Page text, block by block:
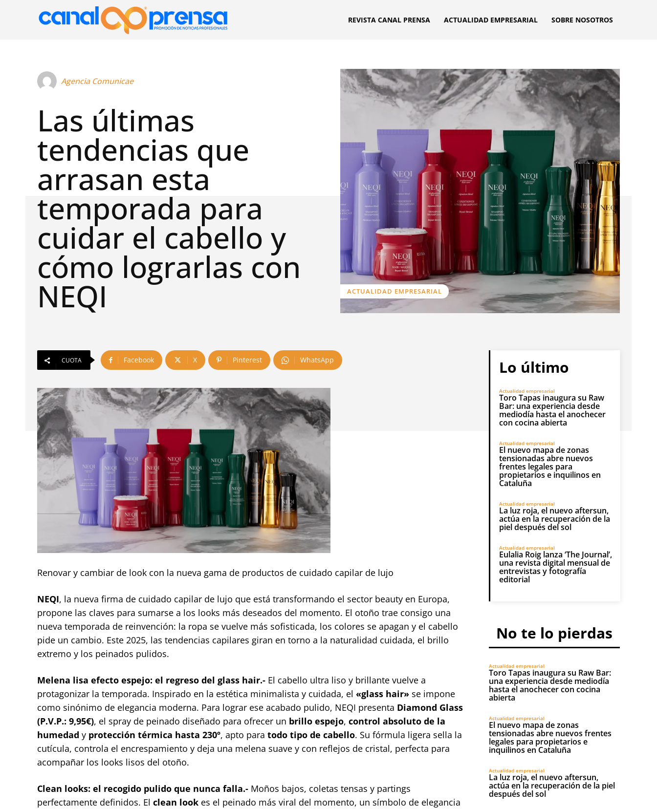
REVISTA CANAL PRENSA ACTUALIDAD EMPRESARIAL SOBRE NOSOTROS
Agencia Comunicae
Las últimas
tendencias que
arrasan esta
temporada para
cuidar el cabello y
cómo lograrlas con
NEQI ACTUALIDAD EMPRESARIAL
CUOTA Facebook X Pinterest WhatsApp
Renovar y cambiar de look con la nueva gama de productos de cuidado capilar de lujo
NEQI, la nueva firma de cuidado capilar de lujo que está transformando el sector beauty en Europa,
propone las claves para sumarse a los looks más deseados del momento. El otoño trae consigo una
nueva temporada de reinvención: la ropa se vuelve más sofisticada, los colores se apagan y el cabello
pide un cambio. Este 2025, las tendencias capilares giran en torno a la naturalidad cuidada, el brillo
extremo y los peinados pulidos.
Melena lisa efecto espejo: el regreso del glass hair.- El cabello ultra liso y brillante vuelve a
protagonizar la temporada. Inspirado en la estética minimalista y cuidada, el «glass hair» se impone
como sinónimo de elegancia moderna. Para lograr ese acabado pulido, NEQI presenta Diamond Glass
(P.V.P.: 9,95€), el spray de peinado diseñado para ofrecer un brillo espejo, control absoluto de la
humedad y protección térmica hasta 230º, apto para todo tipo de cabello. Su fórmula ligera sella la
cutícula, controla el encrespamiento y deja una melena suave y con reflejos de cristal, perfecta para
acompañar los looks lisos del otoño.
Clean looks: el recogido pulido que nunca falla.- Moños bajos, coletas tensas y partings
perfectamente definidos. El clean look es el peinado más viral del momento, un símbolo de elegancia
Lo último
Actualidad empresarial
Toro Tapas inaugura su Raw
Bar: una experiencia desde
mediodía hasta el anochecer
con cocina abierta
Actualidad empresarial
El nuevo mapa de zonas
tensionadas abre nuevos
frentes legales para
propietarios e inquilinos en
Cataluña
Actualidad empresarial
La luz roja, el nuevo aftersun,
actúa en la recuperación de la
piel después del sol
Actualidad empresarial
Eulalia Roig lanza ‘The Journal’,
una revista digital mensual de
entrevistas y fotografía
editorial
No te lo pierdas
Actualidad empresarial
Toro Tapas inaugura su Raw Bar:
una experiencia desde mediodía
hasta el anochecer con cocina
abierta
Actualidad empresarial
El nuevo mapa de zonas
tensionadas abre nuevos frentes
legales para propietarios e
inquilinos en Cataluña
Actualidad empresarial
La luz roja, el nuevo aftersun,
actúa en la recuperación de la piel
después del sol